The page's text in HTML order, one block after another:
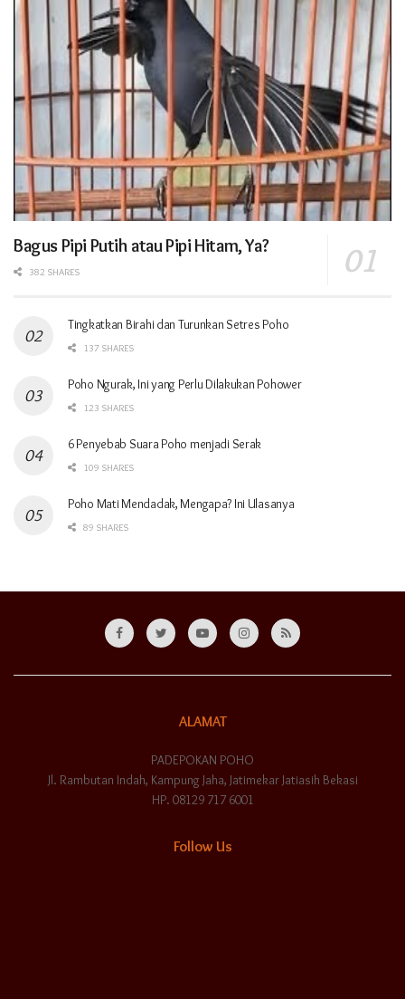
Bagus Pipi Putih atau Pipi Hitam, Ya?
382 SHARES
Tingkatkan Birahi dan Turunkan Setres Poho
137 SHARES
Poho Ngurak, Ini yang Perlu Dilakukan Pohower
123 SHARES
6 Penyebab Suara Poho menjadi Serak
109 SHARES
Poho Mati Mendadak, Mengapa? Ini Ulasanya
89 SHARES
ALAMAT
PADEPOKAN POHO
Jl. Rambutan Indah, Kampung Jaha, Jatimekar Jatiasih Bekasi
HP. 08129 717 6001
Follow Us